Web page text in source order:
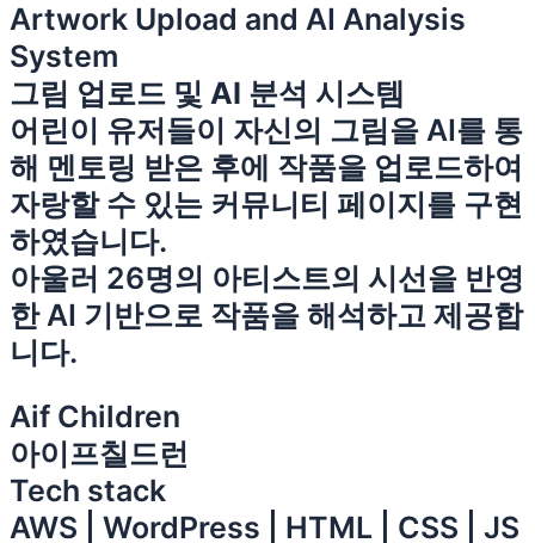
Artwork Upload and AI Analysis
System
그림 업로드 및 AI 분석 시스템
어린이 유저들이 자신의 그림을 AI를 통
해 멘토링 받은 후에 작품을 업로드하여
자랑할 수 있는 커뮤니티 페이지를 구현
하였습니다.
아울러 26명의 아티스트의 시선을 반영
한 AI 기반으로 작품을 해석하고 제공합
니다.
Aif Children
아이프칠드런
Tech stack
AWS | WordPress | HTML | CSS | JS